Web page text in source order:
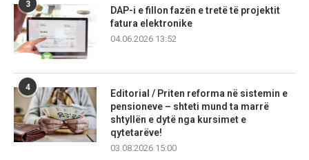
3
DAP-i e fillon fazën e tretë të projektit
fatura elektronike
04.06.2026 13:52
4
Editorial / Priten reforma në sistemin e
pensioneve – shteti mund ta marrë
shtyllën e dytë nga kursimet e
qytetarëve!
03.08.2026 15:00